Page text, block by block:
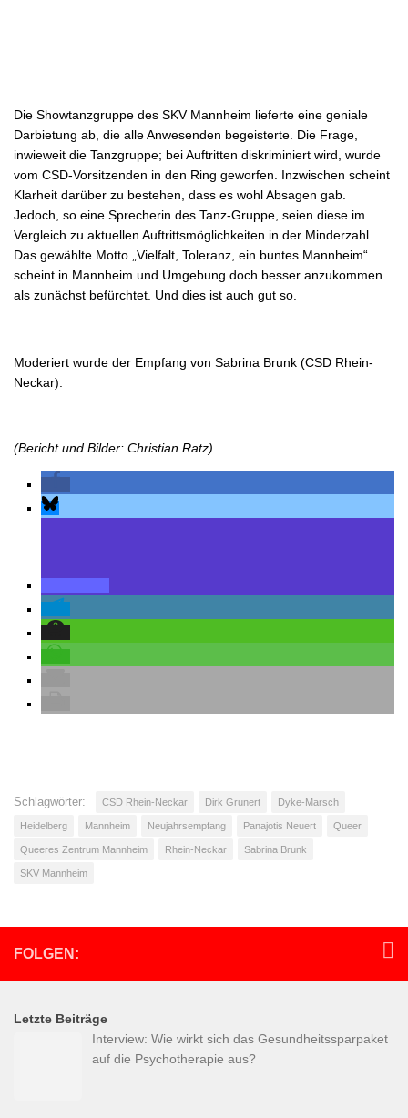
Die Showtanzgruppe des SKV Mannheim lieferte eine geniale
Darbietung ab, die alle Anwesenden begeisterte. Die Frage,
inwieweit die Tanzgruppe; bei Auftritten diskriminiert wird, wurde
vom CSD-Vorsitzenden in den Ring geworfen. Inzwischen scheint
Klarheit darüber zu bestehen, dass es wohl Absagen gab.
Jedoch, so eine Sprecherin des Tanz-Gruppe, seien diese im
Vergleich zu aktuellen Auftrittsmöglichkeiten in der Minderzahl.
Das gewählte Motto „Vielfalt, Toleranz, ein buntes Mannheim“
scheint in Mannheim und Umgebung doch besser anzukommen
als zunächst befürchtet. Und dies ist auch gut so.
Moderiert wurde der Empfang von Sabrina Brunk (CSD Rhein-
Neckar).
(Bericht und Bilder: Christian Ratz)
Schlagwörter: CSD Rhein-Neckar Dirk Grunert Dyke-Marsch
Heidelberg Mannheim Neujahrsempfang Panajotis Neuert Queer
Queeres Zentrum Mannheim Rhein-Neckar Sabrina Brunk
SKV Mannheim
FOLGEN:
Letzte Beiträge
Interview: Wie wirkt sich das Gesundheitssparpaket
auf die Psychotherapie aus?